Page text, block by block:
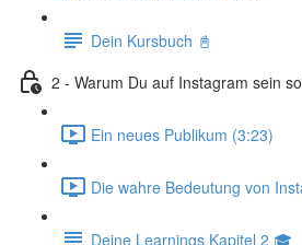
Dein Kursbuch 📓
2 - Warum Du auf Instagram sein
Ein neues Publikum (3:23)
Die wahre Bedeutung von
Deine Learnings Kapitel 2 🎓